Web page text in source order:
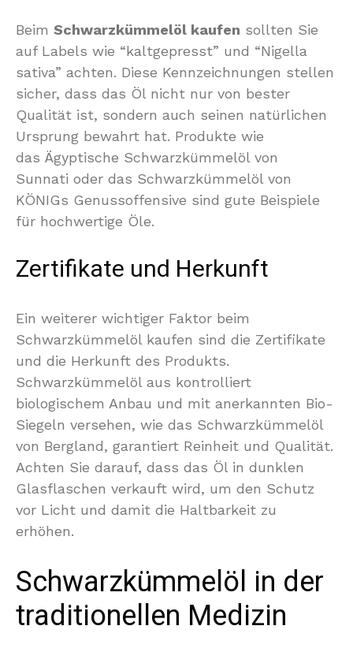
Beim Schwarzkümmelöl kaufen sollten Sie
auf Labels wie “kaltgepresst” und “Nigella
sativa” achten. Diese Kennzeichnungen stellen
sicher, dass das Öl nicht nur von bester
Qualität ist, sondern auch seinen natürlichen
Ursprung bewahrt hat. Produkte wie
das Ägyptische Schwarzkümmelöl von
Sunnati oder das Schwarzkümmelöl von
KÖNIGs Genussoffensive sind gute Beispiele
für hochwertige Öle.
Zertifikate und Herkunft
Ein weiterer wichtiger Faktor beim
Schwarzkümmelöl kaufen sind die Zertifikate
und die Herkunft des Produkts.
Schwarzkümmelöl aus kontrolliert
biologischem Anbau und mit anerkannten Bio-
Siegeln versehen, wie das Schwarzkümmelöl
von Bergland, garantiert Reinheit und Qualität.
Achten Sie darauf, dass das Öl in dunklen
Glasflaschen verkauft wird, um den Schutz
vor Licht und damit die Haltbarkeit zu
erhöhen.
Schwarzkümmelöl in der
traditionellen Medizin